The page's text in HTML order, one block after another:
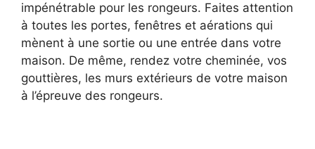
impénétrable pour les rongeurs. Faites attention
à toutes les portes, fenêtres et aérations qui
mènent à une sortie ou une entrée dans votre
maison. De même, rendez votre cheminée, vos
gouttières, les murs extérieurs de votre maison
à l’épreuve des rongeurs.